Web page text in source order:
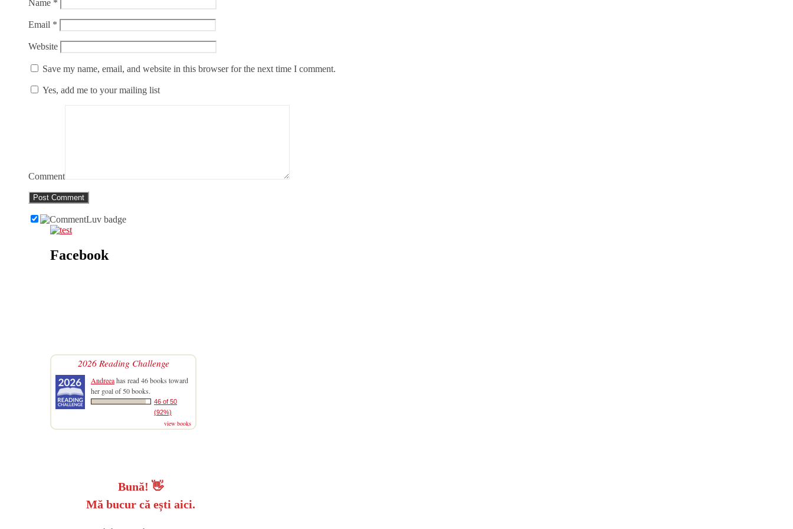
Name *
Email *
Website
Save my name, email, and website in this browser for the next time I comment.
Yes, add me to your mailing list
Comment
Facebook
2026 Reading Challenge
Andreeahas read 46 books toward
her goal of 50 books.
46 of 50
(92%)
view books
Bună! 👋
Mă bucur că ești aici.